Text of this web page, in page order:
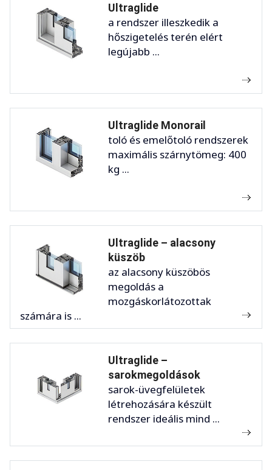
Ultraglide
a rendszer illeszkedik a
hőszigetelés terén elért
legújabb ...
Ultraglide Monorail
toló és emelőtoló rendszerek
maximális szárnytömeg: 400
kg ...
Ultraglide – alacsony
küszöb
az alacsony küszöbös
megoldás a
mozgáskorlátozottak
számára is ...
Ultraglide –
sarokmegoldások
sarok-üvegfelületek
létrehozására készült
rendszer ideális mind ...